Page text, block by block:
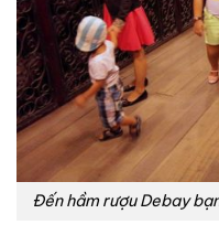
Đến hầm rượu Debay